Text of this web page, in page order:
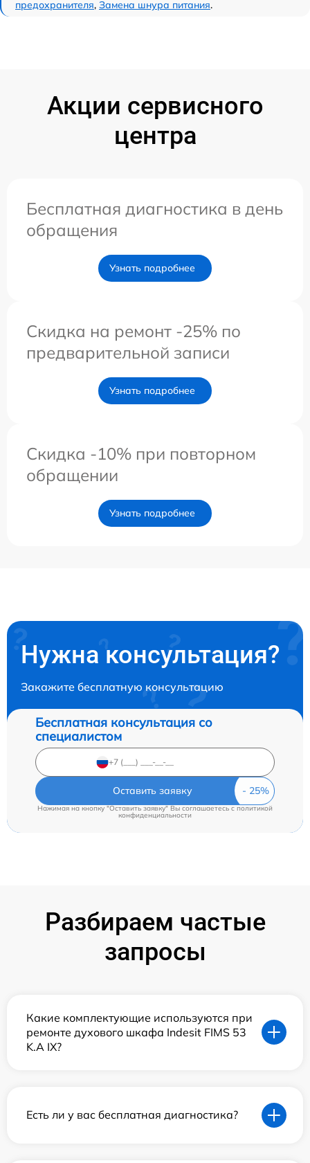
предохранителя, Замена шнура питания.
Акции сервисного
центра
Бесплатная диагностика в день
обращения
Узнать подробнее
Скидка на ремонт -25% по
предварительной записи
Узнать подробнее
Скидка -10% при повторном
обращении
Узнать подробнее
Нужна консультация?
Закажите бесплатную консультацию
Бесплатная консультация со
специалистом
Оставить заявку
Нажимая на кнопку "Оставить заявку" Вы соглашаетесь cполитикой
конфиденциальности
Разбираем частые
запросы
Какие комплектующие используются при
ремонте духового шкафа Indesit FIMS 53
K.A IX?
Есть ли у вас бесплатная диагностика?